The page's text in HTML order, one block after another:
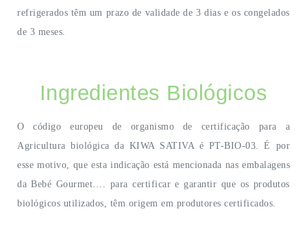
refrigerados têm um prazo de validade de 3 dias e os congelados
de 3 meses.
Ingredientes Biológicos
O código europeu de organismo de certificação para a
Agricultura biológica da KIWA SATIVA é PT-BIO-03. É por
esse motivo, que esta indicação está mencionada nas embalagens
da Bebé Gourmet…. para certificar e garantir que os produtos
biológicos utilizados, têm origem em produtores certificados.